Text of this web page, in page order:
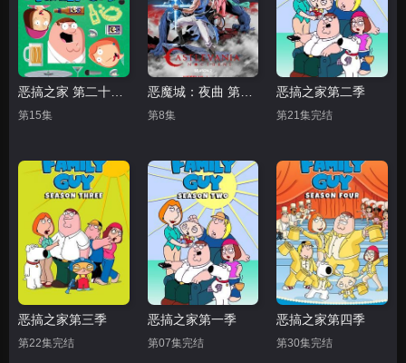
第15集
恶魔城：夜曲 第二季
第8集
恶搞之家第二季
第21集完结
恶搞之家第三季
第22集完结
恶搞之家第一季
第07集完结
恶搞之家第四季
第30集完结